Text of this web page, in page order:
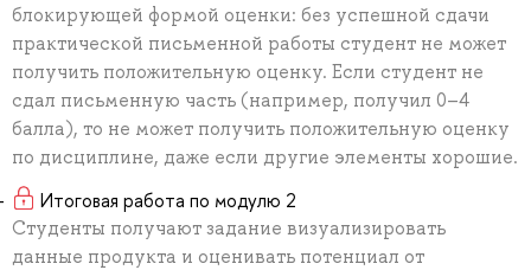
блокирующей формой оценки: без успешной сдачи
практической письменной работы студент не может
получить положительную оценку. Если студент не
сдал письменную часть (например, получил 0–4
балла), то не может получить положительную оценку
по дисциплине, даже если другие элементы хорошие.
Итоговая работа по модулю 2
Студенты получают задание визуализировать
данные продукта и оценивать потенциал от